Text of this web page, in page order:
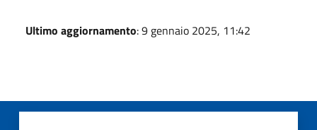
Ultimo aggiornamento: 9 gennaio 2025, 11:42